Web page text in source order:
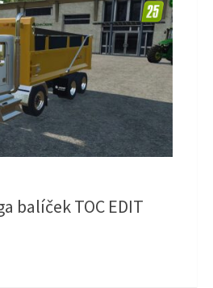
balíček TOC EDIT